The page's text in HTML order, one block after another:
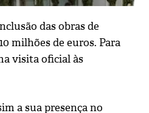
das obras de
milhões de euros. Para
visita oficial às
a sua presença no